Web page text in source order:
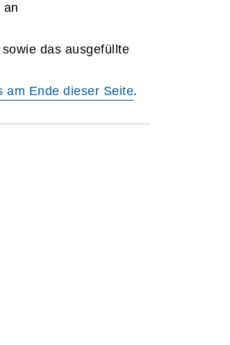
an
das ausgefüllte
am Ende dieser Seite.